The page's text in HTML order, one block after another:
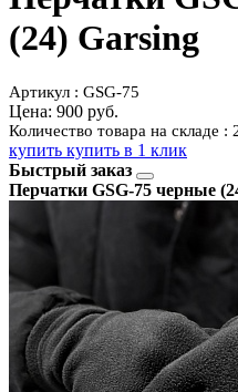
(24) Garsing
Артикул : GSG-75
Цена: 900 руб.
Количество товара на складе :
купить купить в 1 клик
Быстрый заказ
Перчатки GSG-75 черные